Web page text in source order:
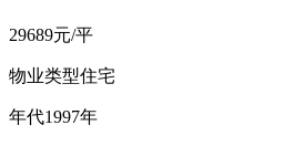
29689元/平
物业类型住宅
年代1997年